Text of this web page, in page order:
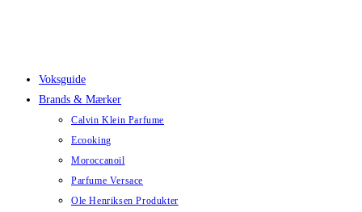
Voksguide
Brands & Mærker
Calvin Klein Parfume
Ecooking
Moroccanoil
Parfume Versace
Ole Henriksen Produkter